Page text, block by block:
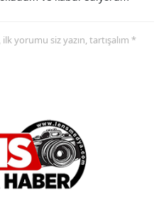
yorumu siz yazın, tartışalım *